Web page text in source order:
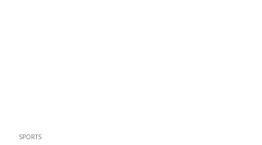
SPORTS